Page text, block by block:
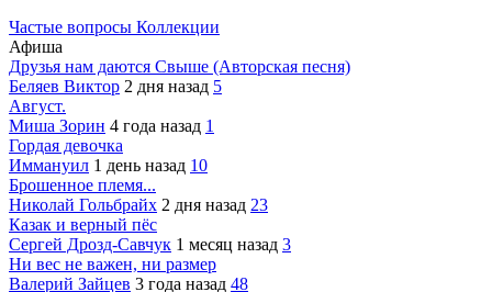
Частые вопросы Коллекции
Афиша
Друзья нам даются Свыше (Авторская песня)
Беляев Виктор 2 дня назад 5
Август.
Миша Зорин 4 года назад 1
Гордая девочка
Иммануил 1 день назад 10
Брошенное племя...
Николай Гольбрайх 2 дня назад 23
Казак и верный пёс
Сергей Дрозд-Савчук 1 месяц назад 3
Ни вес не важен, ни размер
Валерий Зайцев 3 года назад 48